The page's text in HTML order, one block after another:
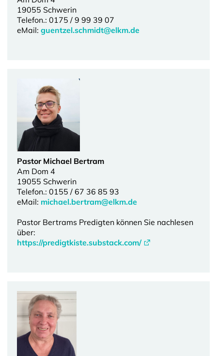
19055 Schwerin
Telefon.: 0175 / 9 99 39 07
eMail: guentzel.schmidt@elkm.de
Pastor Michael Bertram
Am Dom 4
19055 Schwerin
Telefon.: 0155 / 67 36 85 93
eMail: michael.bertram@elkm.de
Pastor Bertrams Predigten können Sie nachlesen
über:
https://predigtkiste.substack.com/